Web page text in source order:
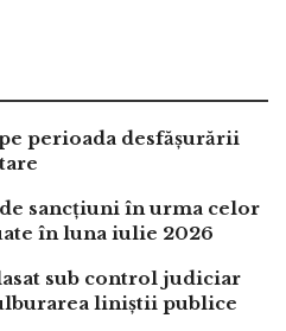
perioada desfășurării
sancțiuni în urma celor
în luna iulie 2026
sub control judiciar
liniștii publice